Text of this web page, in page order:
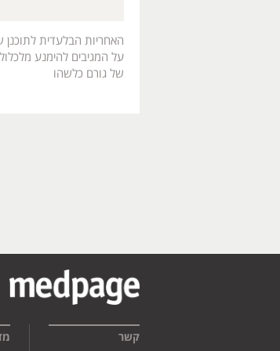
האחריות הבלעדית
על המגיבים להימנע
של גורם כלשהו
קשר